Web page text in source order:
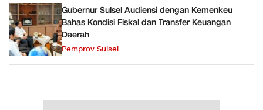
Gubernur Sulsel Audiensi dengan Kemenkeu
Bahas Kondisi Fiskal dan Transfer Keuangan
Daerah
Pemprov Sulsel